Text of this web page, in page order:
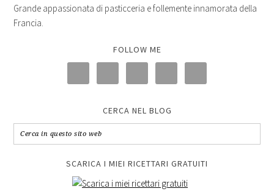
Grande appassionata di pasticceria e follemente innamorata della
Francia.
FOLLOW ME
CERCA NEL BLOG
SCARICA I MIEI RICETTARI GRATUITI